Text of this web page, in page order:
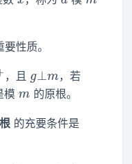
性质。
，且 g\bot
m
g⊥m，若
模 m
m 的原根。
的充要条件是